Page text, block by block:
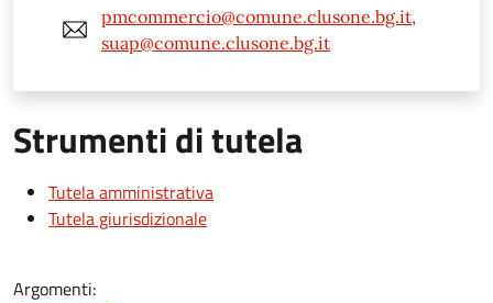
pmcommercio@comune.clusone.bg.it,
suap@comune.clusone.bg.it
Strumenti di tutela
Tutela amministrativa
Tutela giurisdizionale
Argomenti: